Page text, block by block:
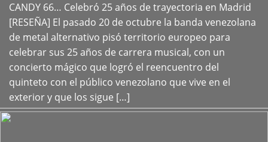
CANDY 66… Celebró 25 años de trayectoria en Madrid
[RESEÑA] El pasado 20 de octubre la banda venezolana
de metal alternativo pisó territorio europeo para
celebrar sus 25 años de carrera musical, con un
concierto mágico que logró el reencuentro del
quinteto con el público venezolano que vive en el
exterior y que los sigue […]
+